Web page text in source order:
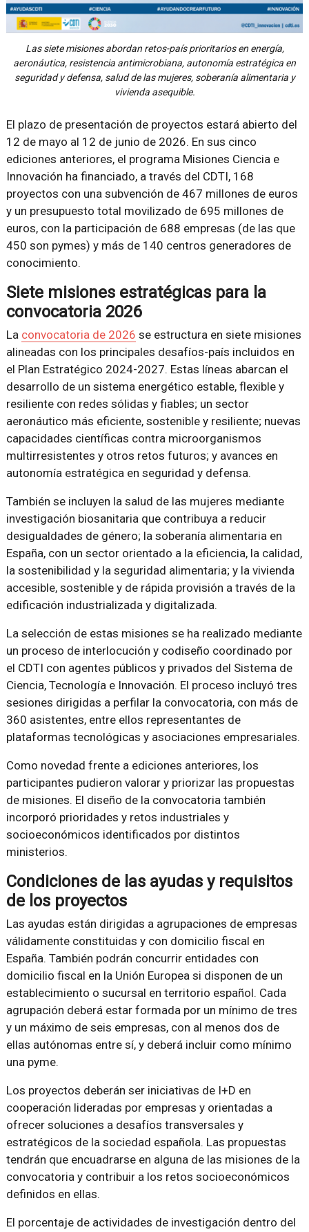
Las siete misiones abordan retos-país prioritarios en energía,
aeronáutica, resistencia antimicrobiana, autonomía estratégica en
seguridad y defensa, salud de las mujeres, soberanía alimentaria y
vivienda asequible.
El plazo de presentación de proyectos estará abierto del
12 de mayo al 12 de junio de 2026. En sus cinco
ediciones anteriores, el programa Misiones Ciencia e
Innovación ha financiado, a través del CDTI, 168
proyectos con una subvención de 467 millones de euros
y un presupuesto total movilizado de 695 millones de
euros, con la participación de 688 empresas (de las que
450 son pymes) y más de 140 centros generadores de
conocimiento.
Siete misiones estratégicas para la
convocatoria 2026
La convocatoria de 2026 se estructura en siete misiones
alineadas con los principales desafíos-país incluidos en
el Plan Estratégico 2024-2027. Estas líneas abarcan el
desarrollo de un sistema energético estable, flexible y
resiliente con redes sólidas y fiables; un sector
aeronáutico más eficiente, sostenible y resiliente; nuevas
capacidades científicas contra microorganismos
multirresistentes y otros retos futuros; y avances en
autonomía estratégica en seguridad y defensa.
También se incluyen la salud de las mujeres mediante
investigación biosanitaria que contribuya a reducir
desigualdades de género; la soberanía alimentaria en
España, con un sector orientado a la eficiencia, la calidad,
la sostenibilidad y la seguridad alimentaria; y la vivienda
accesible, sostenible y de rápida provisión a través de la
edificación industrializada y digitalizada.
La selección de estas misiones se ha realizado mediante
un proceso de interlocución y codiseño coordinado por
el CDTI con agentes públicos y privados del Sistema de
Ciencia, Tecnología e Innovación. El proceso incluyó tres
sesiones dirigidas a perfilar la convocatoria, con más de
360 asistentes, entre ellos representantes de
plataformas tecnológicas y asociaciones empresariales.
Como novedad frente a ediciones anteriores, los
participantes pudieron valorar y priorizar las propuestas
de misiones. El diseño de la convocatoria también
incorporó prioridades y retos industriales y
socioeconómicos identificados por distintos
ministerios.
Condiciones de las ayudas y requisitos
de los proyectos
Las ayudas están dirigidas a agrupaciones de empresas
válidamente constituidas y con domicilio fiscal en
España. También podrán concurrir entidades con
domicilio fiscal en la Unión Europea si disponen de un
establecimiento o sucursal en territorio español. Cada
agrupación deberá estar formada por un mínimo de tres
y un máximo de seis empresas, con al menos dos de
ellas autónomas entre sí, y deberá incluir como mínimo
una pyme.
Los proyectos deberán ser iniciativas de I+D en
cooperación lideradas por empresas y orientadas a
ofrecer soluciones a desafíos transversales y
estratégicos de la sociedad española. Las propuestas
tendrán que encuadrarse en alguna de las misiones de la
convocatoria y contribuir a los retos socioeconómicos
definidos en ellas.
El porcentaje de actividades de investigación dentro del